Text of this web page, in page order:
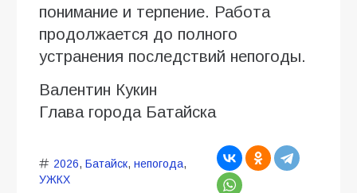
понимание и терпение. Работа
продолжается до полного
устранения последствий непогоды.
Валентин Кукин
Глава города Батайска
2026, Батайск, непогода,
УЖКХ